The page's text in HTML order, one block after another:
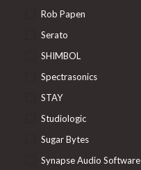
Rob Papen
Serato
SHIMBOL
Spectrasonics
STAY
Studiologic
Sugar Bytes
Synapse Audio Software